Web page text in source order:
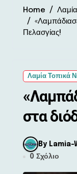
Home
Πελασγίας!
Λαμία Τοπικά
στα
By
0 Σχόλιο